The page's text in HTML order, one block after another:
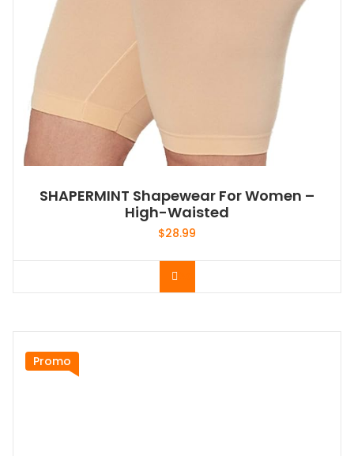
SHAPERMINT Shapewear For Women –
High-Waisted
$28.99
Promo